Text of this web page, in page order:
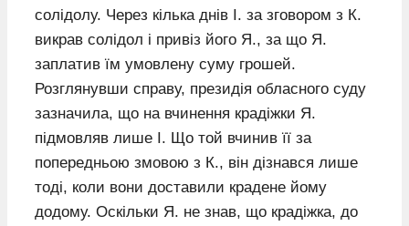
солідолу. Через кілька днів І. за зговором з К.
викрав солідол і привіз його Я., за що Я.
заплатив їм умовлену суму грошей.
Розглянувши справу, президія обласного суду
зазначила, що на вчинення крадіжки Я.
підмовляв лише І. Що той вчинив її за
попередньою змовою з К., він дізнався лише
тоді, коли вони доставили крадене йому
додому. Оскільки Я. не знав, що крадіжка, до